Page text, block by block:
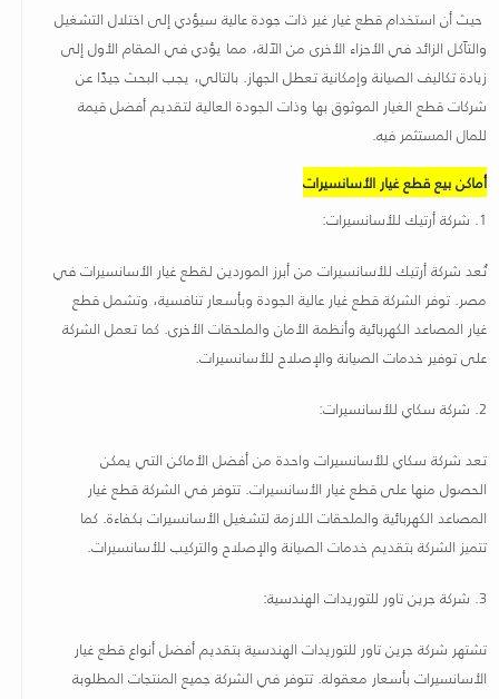
حيث أن استخدام قطع غيار غير ذات جودة عالية سيؤدي إلى اختلال التشغيل
والتآكل الزائد في الأجزاء الأخرى من الآلة، مما يؤدي في المقام الأول إلى
زيادة تكاليف الصيانة وإمكانية تعطل الجهاز. بالتالي، يجب البحث جيدًا عن
شركات قطع الغيار الموثوق بها وذات الجودة العالية لتقديم أفضل قيمة
للمال المستثمر فيه.
أماكن بيع قطع غيار الأسانسيرات
1. شركة أرتيك للأسانسيرات:
تُعد شركة أرتيك للأسانسيرات من أبرز الموردين لقطع غيار الأسانسيرات في
مصر. توفر الشركة قطع غيار عالية الجودة وبأسعار تنافسية، وتشمل قطع
غيار المصاعد الكهربائية وأنظمة الأمان والملحقات الأخرى. كما تعمل الشركة
على توفير خدمات الصيانة والإصلاح للأسانسيرات.
2. شركة سكاي للأسانسيرات:
تعد شركة سكاي للأسانسيرات واحدة من أفضل الأماكن التي يمكن
الحصول منها على قطع غيار الأسانسيرات. تتوفر في الشركة قطع غيار
المصاعد الكهربائية والملحقات اللازمة لتشغيل الأسانسيرات بكفاءة. كما
تتميز الشركة بتقديم خدمات الصيانة والإصلاح والتركيب للأسانسيرات.
3. شركة جرين تاور للتوريدات الهندسية:
تشتهر شركة جرين تاور للتوريدات الهندسية بتقديم أفضل أنواع قطع غيار
الأسانسيرات بأسعار معقولة. تتوفر في الشركة جميع المنتجات المطلوبة